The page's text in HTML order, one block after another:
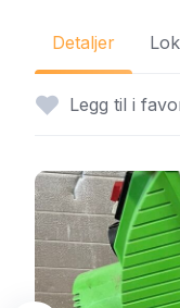
Detaljer
Legg til i